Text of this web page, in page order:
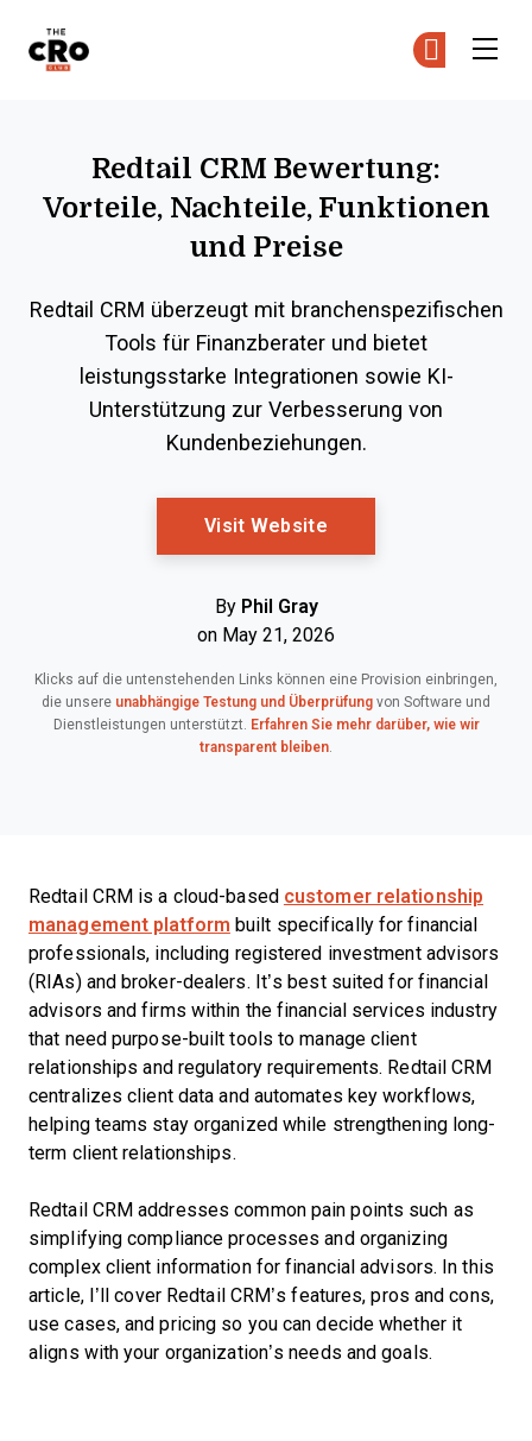
Redtail CRM Bewertung:
Vorteile, Nachteile, Funktionen
und Preise
Redtail CRM überzeugt mit branchenspezifischen
Tools für Finanzberater und bietet
leistungsstarke Integrationen sowie KI-
Unterstützung zur Verbesserung von
Kundenbeziehungen.
Visit Website
By Phil Gray
on May 21, 2026
Klicks auf die untenstehenden Links können eine Provision einbringen,
die unsere unabhängige Testung und Überprüfung von Software und
Dienstleistungen unterstützt. Erfahren Sie mehr darüber, wie wir
transparent bleiben.
Redtail CRM is a cloud-based customer relationship
management platform built specifically for financial
professionals, including registered investment advisors
(RIAs) and broker-dealers. It’s best suited for financial
advisors and firms within the financial services industry
that need purpose-built tools to manage client
relationships and regulatory requirements. Redtail CRM
centralizes client data and automates key workflows,
helping teams stay organized while strengthening long-
term client relationships.
Redtail CRM addresses common pain points such as
simplifying compliance processes and organizing
complex client information for financial advisors. In this
article, I’ll cover Redtail CRM’s features, pros and cons,
use cases, and pricing so you can decide whether it
aligns with your organization’s needs and goals.